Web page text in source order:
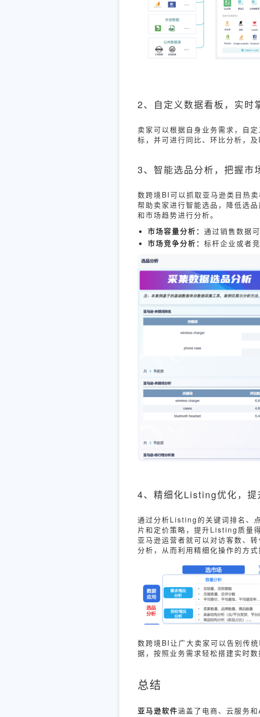
2、自定义数据看板，实时
卖家可以根据自身业务需求，自
标，并可进行同比、环比分析，及
3、智能选品分析，把握市
数跨境BI可以抓取亚马逊类目热
帮助卖家进行智能选品，降低选
和市场趋势进行分析。
市场容量分析： 通过销售数据
市场竞争分析： 标杆企业或者
4、精细化Listing优化，提
通过分析Listing的关键词排名、
片和定价策略，提升Listing质量
亚马逊运营者就可以对访客数、
分析，从而利用精细化操作的方式
数跨境BI让广大卖家可以告别传
据，按照业务需求轻松搭建实时
总结
亚马逊软件涵盖了电商、云服务